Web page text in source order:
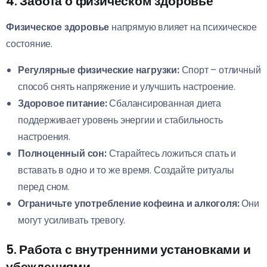
Физическое здоровье напрямую влияет на психическое
состояние.
Регулярные физические нагрузки:Спорт – отличный
способ снять напряжение и улучшить настроение.
Здоровое питание:Сбалансированная диета
поддерживает уровень энергии и стабильность
настроения.
Полноценный сон:Старайтесь ложиться спать и
вставать в одно и то же время. Создайте ритуалы
перед сном.
Ограничьте употребление кофеина и алкоголя:Они
могут усиливать тревогу.
5. Работа с внутренними установками и